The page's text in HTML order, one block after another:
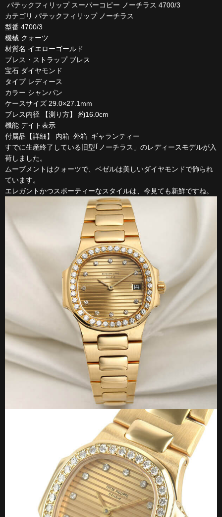
パテックフィリップ スーパーコピー ノーチラス 4700/3
カテゴリ パテックフィリップ ノーチラス
型番 4700/3
機械 クォーツ
材質名 イエローゴールド
ブレス・ストラップ ブレス
宝石 ダイヤモンド
タイプ レディース
カラー シャンパン
ケースサイズ 29.0×27.1mm
ブレス内径 【測り方】 約16.0cm
機能 デイト表示
付属品【詳細】 内箱 外箱 ギャランティー
すでに生産終了している旧型｢ノーチラス」のレディースモデルが入
荷しました。
ムーブメントはクォーツで、ベゼルは美しいダイヤモンドで飾られ
ています。
エレガントかつスポーティーなスタイルは、今見ても新鮮ですね。